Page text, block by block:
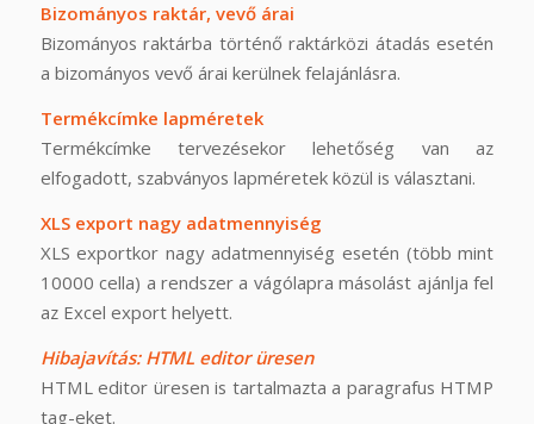
Bizományos raktár, vevő árai
Bizományos raktárba történő raktárközi átadás esetén
a bizományos vevő árai kerülnek felajánlásra.
Termékcímke lapméretek
Termékcímke tervezésekor lehetőség van az
elfogadott, szabványos lapméretek közül is választani.
XLS export nagy adatmennyiség
XLS exportkor nagy adatmennyiség esetén (több mint
10000 cella) a rendszer a vágólapra másolást ajánlja fel
az Excel export helyett.
Hibajavítás: HTML editor üresen
HTML editor üresen is tartalmazta a paragrafus HTMP
tag-eket.